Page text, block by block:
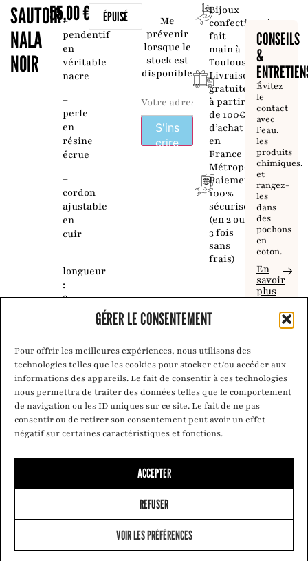
GÉRER LE CONSENTEMENT
Pour offrir les meilleures expériences, nous utilisons des
technologies telles que les cookies pour stocker et/ou accéder aux
informations des appareils. Le fait de consentir à ces technologies
nous permettra de traiter des données telles que le comportement
de navigation ou les ID uniques sur ce site. Le fait de ne pas
consentir ou de retirer son consentement peut avoir un effet
négatif sur certaines caractéristiques et fonctions.
ACCEPTER
REFUSER
VOIR LES PRÉFÉRENCES
0
SAUTOIR
NALA
NOIR
55,00€
–
pendentif
en
véritable
nacre
–
perle
en
résine
écrue
–
cordon
ajustable
en
cuir
–
longueur
:
80cm
ÉPUISÉ
Me
prévenir
lorsque le
stock est
disponible
S'ins
crire
Bijoux
confectionnés
fait
main à
Toulouse
Livraison
gratuite
à partir
de 100€
d’achat
en
France
Métropolitaine
Paiement
100%
sécurisé
(en 2 ou
3 fois
sans
frais)
CONSEILS
&
Évitez
le
contact
avec
l’eau,
les
produits
chimiques,
et
rangez-
les
dans
des
pochons
en
coton.
En
savoir
plus